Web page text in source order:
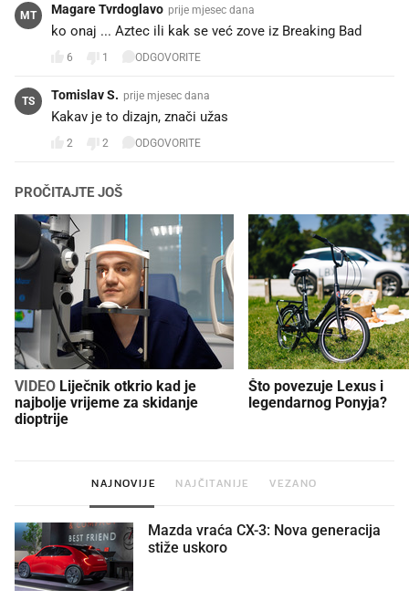
MT Magare Tvrdoglavo prije mjesec dana
ko onaj ... Aztec ili kak se već zove iz Breaking Bad
6 1 ODGOVORITE
TS Tomislav S. prije mjesec dana
Kakav je to dizajn, znači užas
2 2 ODGOVORITE
PROČITAJTE JOŠ
VIDEO
najbolje vrijeme za skidanje
dioptrije
Što povezuje Lexus i
legendarnog Ponyja?
NAJNOVIJE NAJČITANIJE VEZANO
Mazda vraća CX-3: Nova generacija
stiže uskoro